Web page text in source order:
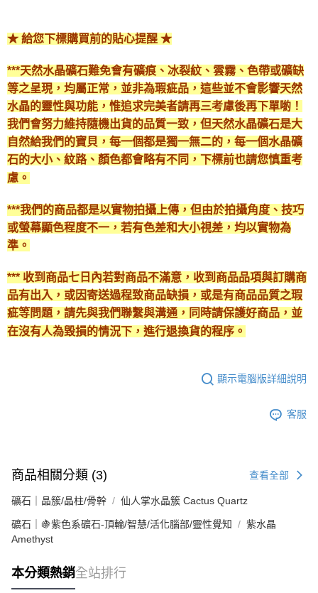
★ 給您下標購買前的貼心提醒 ★
***天然水晶礦石難免會有礦痕、冰裂紋、雲霧、色帶或礦缺
等之呈現，均屬正常，並非為瑕疵品，這些並不會影響天然
水晶的靈性與功能，惟追求完美者請再三考慮後再下單喲！
我們會努力維持隨機出貨的品質一致，但天然水晶礦石是大
自然給我們的寶貝，每一個都是獨一無二的，每一個水晶礦
石的大小、紋路、顏色都會略有不同，下標前也請您慎重考
慮。
***我們的商品都是以實物拍攝上傳，但由於拍攝角度、技巧
或螢幕顯色程度不一，若有色差和大小視差，均以實物為
準。
*** 收到商品七日內若對商品不滿意，收到商品品項與訂購商
品有出入，或因寄送過程致商品缺損，或是有商品品質之瑕
疵等問題，請先與我們聯繫與溝通，同時請保護好商品，並
在沒有人為毀損的情況下，進行退換貨的程序。
顯示電腦版詳細說明
客服
商品相關分類 (3) 查看全部
礦石｜晶簇/晶柱/骨幹 仙人掌水晶簇 Cactus Quartz
礦石｜🍇紫色系礦石-頂輪/智慧/活化腦部/靈性覺知
紫水晶
Amethyst
本分類熱銷全站排行